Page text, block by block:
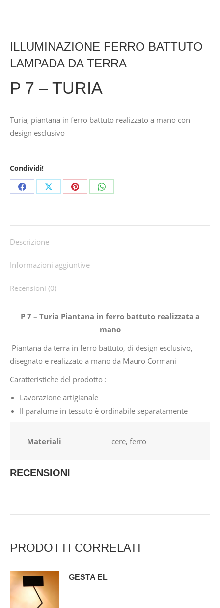
ILLUMINAZIONE FERRO BATTUTO
LAMPADA DA TERRA
P 7 – TURIA
Turia, piantana in ferro battuto realizzato a mano con
design esclusivo
Condividi!
Share
Facebook
Share
X
Share
Pinterest
Share
WhatsApp
Descrizione
Informazioni aggiuntive
Recensioni (0)
P 7 – Turia Piantana in ferro battuto realizzata a
mano
Piantana da terra in ferro battuto, di design esclusivo,
disegnato e realizzato a mano da Mauro Cormani
Caratteristiche del prodotto :
Lavorazione artigianale
Il paralume in tessuto è ordinabile separatamente
Materiali cere, ferro
RECENSIONI
PRODOTTI CORRELATI
GESTA EL